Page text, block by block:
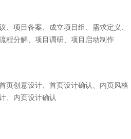
、项目备案、成立项目组、需求定义、
程分解、项目调研、项目启动制作
页创意设计、首页设计确认、内页风格
、内页设计确认